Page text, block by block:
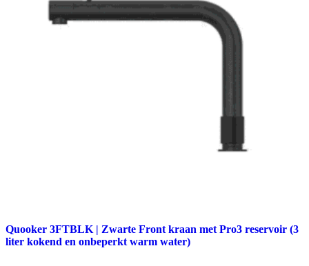
Quooker 3FTBLK | Zwarte Front kraan met Pro3 reservoir (3
liter kokend en onbeperkt warm water)